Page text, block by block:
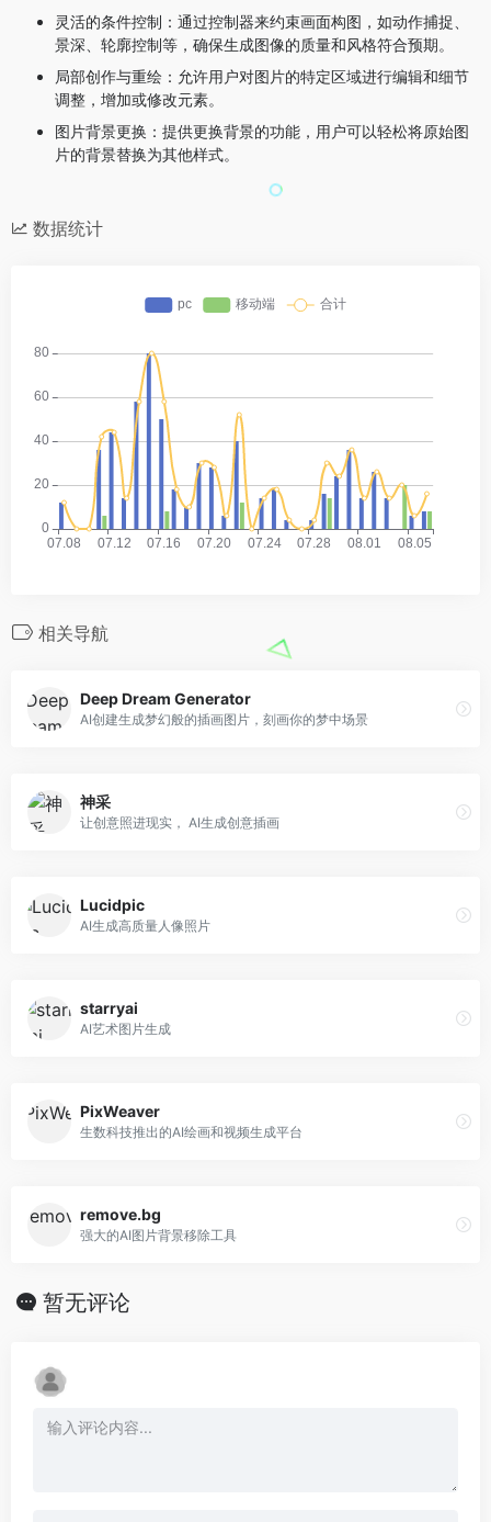
灵活的条件控制：通过控制器来约束画面构图，如动作捕捉、
景深、轮廓控制等，确保生成图像的质量和风格符合预期。
局部创作与重绘：允许用户对图片的特定区域进行编辑和细节
调整，增加或修改元素。
图片背景更换：提供更换背景的功能，用户可以轻松将原始图
片的背景替换为其他样式。
数据统计
相关导航
Deep Dream Generator
AI创建生成梦幻般的插画图片，刻画你的梦中场景
神采
让创意照进现实， AI生成创意插画
Lucidpic
AI生成高质量人像照片
starryai
AI艺术图片生成
PixWeaver
生数科技推出的AI绘画和视频生成平台
remove.bg
强大的AI图片背景移除工具
暂无评论